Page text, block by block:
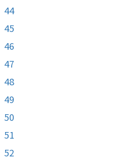
44
45
46
47
48
49
50
51
52